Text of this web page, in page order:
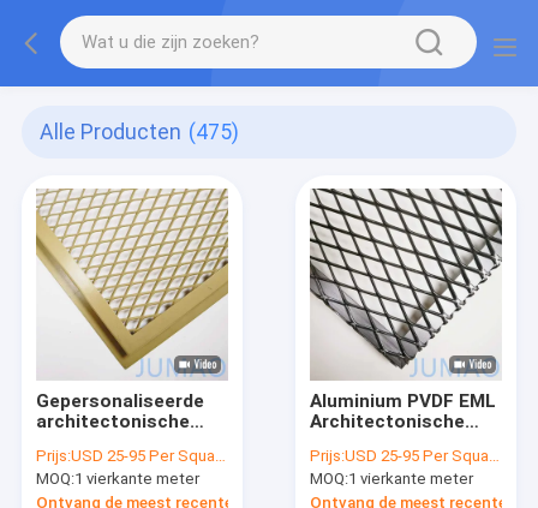
Alle Producten (475)
Gepersonaliseerde
architectonische
zonnebrandcrèmes
EML Mesh
Prijs:USD 25-95 Per Square Meter
MOQ:1 vierkante meter
Ontvang de meest recente Prijs
Aluminium PVDF EML
Architectonische
mazen
Prijs:USD 25-95 Per Square Meter
MOQ:1 vierkante meter
Ontvang de meest recente